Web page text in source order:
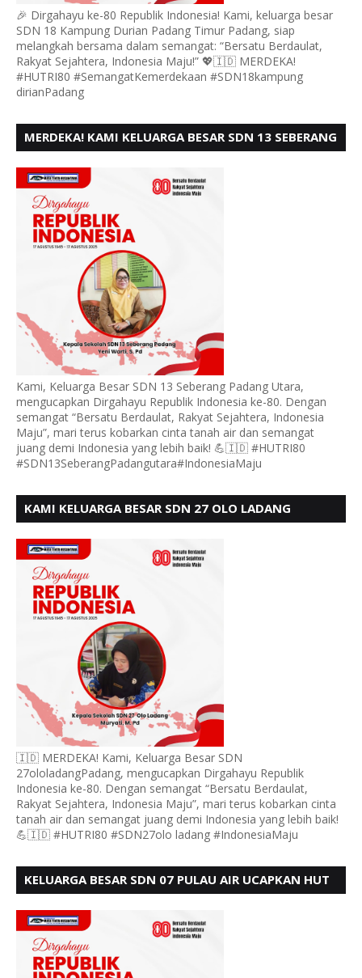
🎉 Dirgahayu ke-80 Republik Indonesia! Kami, keluarga besar
SDN 18 Kampung Durian Padang Timur Padang, siap
melangkah bersama dalam semangat: “Bersatu Berdaulat,
Rakyat Sejahtera, Indonesia Maju!” 💖🇮🇩 MERDEKA!
#HUTRI80 #SemangatKemerdekaan #SDN18kampung
dirianPadang
MERDEKA! KAMI KELUARGA BESAR SDN 13 SEBERANG
Kami, Keluarga Besar SDN 13 Seberang Padang Utara,
mengucapkan Dirgahayu Republik Indonesia ke-80. Dengan
semangat “Bersatu Berdaulat, Rakyat Sejahtera, Indonesia
Maju”, mari terus kobarkan cinta tanah air dan semangat
juang demi Indonesia yang lebih baik! 💪🇮🇩 #HUTRI80
#SDN13SeberangPadangutara#IndonesiaMaju
KAMI KELUARGA BESAR SDN 27 OLO LADANG
🇮🇩 MERDEKA! Kami, Keluarga Besar SDN
27ololadangPadang, mengucapkan Dirgahayu Republik
Indonesia ke-80. Dengan semangat “Bersatu Berdaulat,
Rakyat Sejahtera, Indonesia Maju”, mari terus kobarkan cinta
tanah air dan semangat juang demi Indonesia yang lebih baik!
💪🇮🇩 #HUTRI80 #SDN27olo ladang #IndonesiaMaju
KELUARGA BESAR SDN 07 PULAU AIR UCAPKAN HUT